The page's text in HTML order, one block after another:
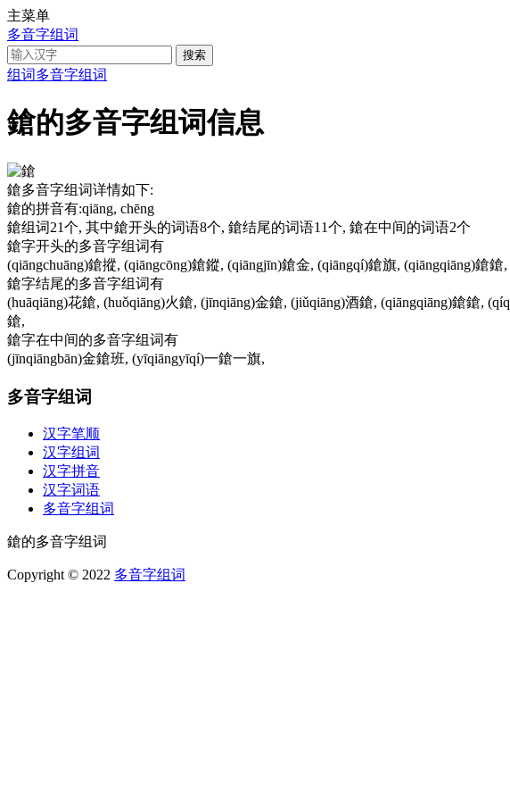
主菜单
多音字组词
组词多音字组词
鎗的多音字组词信息
鎗多音字组词详情如下:
鎗的拼音有:qiāng, chēng
鎗组词21个, 其中鎗开头的词语8个, 鎗结尾的词语11个, 鎗在中间的词语2个
鎗字开头的多音字组词有
(qiāngchuāng)鎗摐, (qiāngcōng)鎗鏦, (qiāngjīn)鎗金, (qiāngqí)鎗旗, (qiāngqiāng)鎗
鎗字结尾的多音字组词有
(huāqiāng)花鎗, (huǒqiāng)火鎗, (jīnqiāng)金鎗, (jiǔqiāng)酒鎗, (qiāngqiāng)鎗鎗,
鎗,
鎗字在中间的多音字组词有
(jīnqiāngbān)金鎗班, (yīqiāngyīqí)一鎗一旗,
多音字组词
汉字笔顺
汉字组词
汉字拼音
汉字词语
多音字组词
鎗的多音字组词
Copyright © 2022 多音字组词